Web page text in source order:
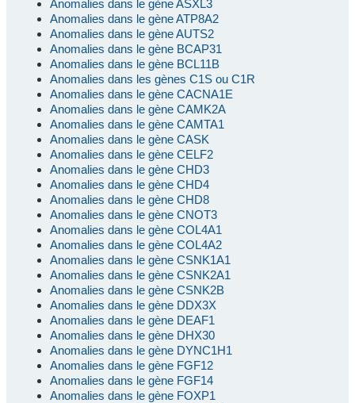
Anomalies dans le gène ASXL3
Anomalies dans le gène ATP8A2
Anomalies dans le gène AUTS2
Anomalies dans le gène BCAP31
Anomalies dans le gène BCL11B
Anomalies dans les gènes C1S ou C1R
Anomalies dans le gène CACNA1E
Anomalies dans le gène CAMK2A
Anomalies dans le gène CAMTA1
Anomalies dans le gène CASK
Anomalies dans le gène CELF2
Anomalies dans le gène CHD3
Anomalies dans le gène CHD4
Anomalies dans le gène CHD8
Anomalies dans le gène CNOT3
Anomalies dans le gène COL4A1
Anomalies dans le gène COL4A2
Anomalies dans le gène CSNK1A1
Anomalies dans le gène CSNK2A1
Anomalies dans le gène CSNK2B
Anomalies dans le gène DDX3X
Anomalies dans le gène DEAF1
Anomalies dans le gène DHX30
Anomalies dans le gène DYNC1H1
Anomalies dans le gène FGF12
Anomalies dans le gène FGF14
Anomalies dans le gène FOXP1